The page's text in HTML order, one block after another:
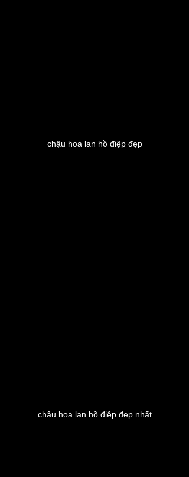
chậu hoa lan hồ điệp đẹp
chậu hoa lan hồ điệp đẹp nhất